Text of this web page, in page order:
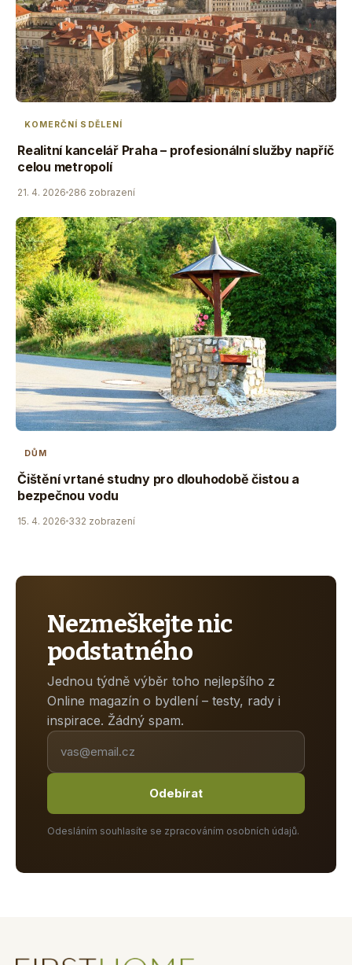
KOMERČNÍ SDĚLENÍ
Realitní kancelář Praha – profesionální služby napříč
celou metropolí
21. 4. 2026 286 zobrazení
DŮM
Čištění vrtané studny pro dlouhodobě čistou a
bezpečnou vodu
15. 4. 2026 332 zobrazení
Nezmeškejte nic
podstatného
Jednou týdně výběr toho nejlepšího z
Online magazín o bydlení – testy, rady i
inspirace. Žádný spam.
Odebírat
Odesláním souhlasíte se zpracováním osobních údajů.